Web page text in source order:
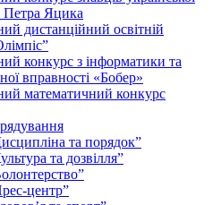
Петра Яцика
дистанційний освітній
конкурс з інформатики та
вправності «Бобер»
математичний конкурс
та порядок”
та дозвілля”
центр”